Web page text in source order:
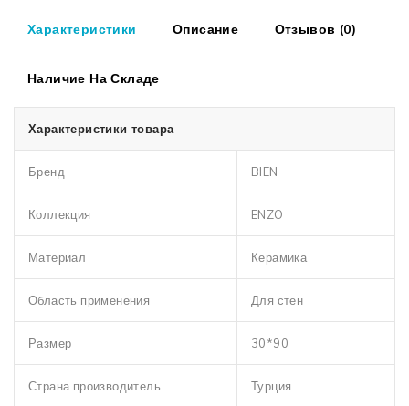
Характеристики Описание Отзывов (0)
Наличие На Складе
Характеристики товара
Бренд BIEN
Коллекция ENZO
Материал Керамика
Область применения Для стен
Размер 30*90
Страна производитель Турция